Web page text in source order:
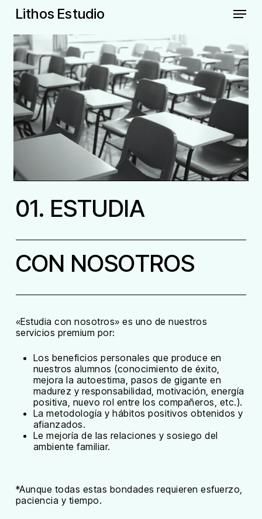
content
Lithos Estudio Menu
01. ESTUDIA
CON NOSOTROS
«Estudia con nosotros» es uno de nuestros
servicios premium por:
Los beneficios personales que produce en
nuestros alumnos (conocimiento de éxito,
mejora la autoestima, pasos de gigante en
madurez y responsabilidad, motivación, energía
positiva, nuevo rol entre los compañeros, etc.).
La metodología y hábitos positivos obtenidos y
afianzados.
Le mejoría de las relaciones y sosiego del
ambiente familiar.
*Aunque todas estas bondades requieren esfuerzo,
paciencia y tiempo.